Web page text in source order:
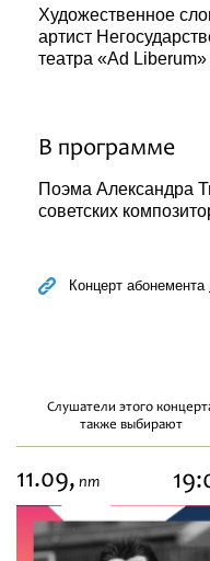
Художественное
артист
театра «Ad
В программе
Поэма Александра
советских
Концерт абонемента
Слушатели этого
также выбирают
11.09, пт